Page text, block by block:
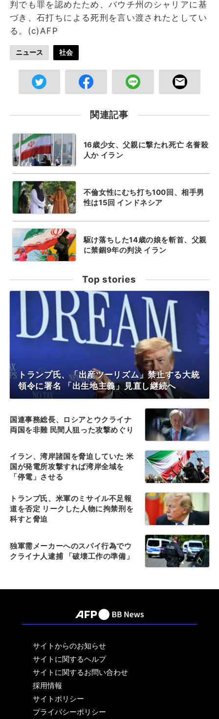
判でも罪を認めたため、バウチ州のシャリアに基
づき、石打ちによる死刑を言い渡されたとしてい
る。(c)AFP
ニュース 社会
関連記事
16歳少女、父親に撃たれ死亡 名誉殺
人か イラン
不倫女性にむち打ち100回、相手男
性は15回 インドネシア
駆け落ちした14歳の娘を斬首、父親
に禁錮9年の判決 イラン
Top stories
トランプ氏、「出産ツーリズム」禁止する大統
領令に署名 「出生地主義」見直し継続へ
国連事務総長、ロシアとウクライナ
両国を非難 民間人狙った攻撃めぐり
イラン、湾岸諸国を脅迫していた 米
国が発電所攻撃すれば湾岸全域を
「停電」させる
トランプ氏、米軍のミサイル不足報
道を否定 リークした人物に拘禁刑を
科すと脅迫
独軍需メーカーへのスパイ行為でウ
クライナ人逮捕 「破壊工作の準備」
サイトからのお知らせ
サイトに関するヘルプ
サイトに関するお問い合わせ
採用情報
サイトポリシー
プライバシーポリシー